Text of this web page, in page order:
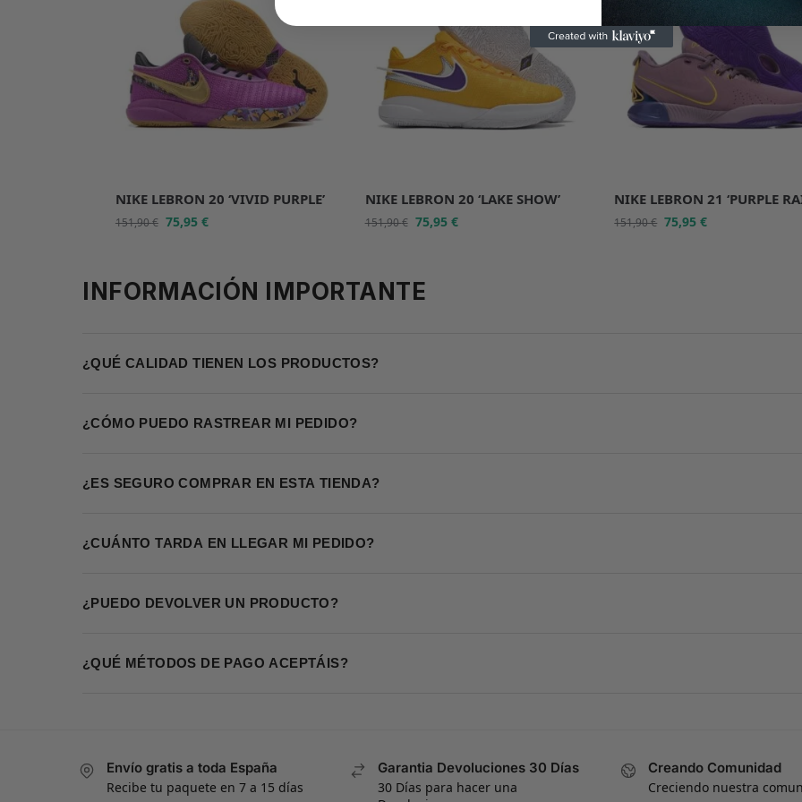
NIKE LEBRON 20 ‘VIVID PURPLE’
151,90€ 75,95 €
NIKE LEBRON 20 ‘LAKE SHOW’
151,90€ 75,95 €
NIKE LEBRON 21 ‘PURPLE
151,90€ 75,95€
INFORMACIÓN IMPORTANTE
¿QUÉ CALIDAD TIENEN LOS PRODUCTOS?
¿CÓMO PUEDO RASTREAR MI PEDIDO?
¿ES SEGURO COMPRAR EN ESTA TIENDA?
¿CUÁNTO TARDA EN LLEGAR MI PEDIDO?
¿PUEDO DEVOLVER UN PRODUCTO?
¿QUÉ MÉTODOS DE PAGO ACEPTÁIS?
Envío gratis a toda España
Recibe tu paquete en 7 a 15 días
Garantia Devoluciones 30 Días
30 Días para hacer una
Creando Comunidad
Creciendo nuestra